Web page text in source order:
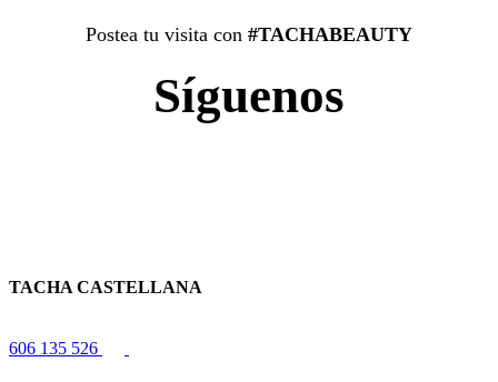
Postea tu visita con #TACHABEAUTY
Síguenos
TACHA CASTELLANA
606 135 526